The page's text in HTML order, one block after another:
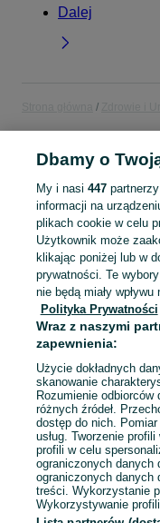
Dalej
POLSKA
KATEGORIA
Mapa kategorii
Mapa miejscowości
Mapa ministron
Popularne wyszukiwania
Dbamy o
My i nasi 447partnerzy
informacji na
plikach cookie w celu
Użytkownik może
klikając poniżej lub w
prywatności. Te
nie będą miały
Polityka Prywatności
Wraz z naszymi
zapewnienia:
Użycie dokładnych
skanowanie
Rozumienie
różnych źródeł.
dostęp do nich.
usług. Tworzenie
profili w celu
ograniczonych danych
ograniczonych danych
treści. Wykorzystanie
Wykorzystywanie